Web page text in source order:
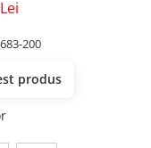
200
produs